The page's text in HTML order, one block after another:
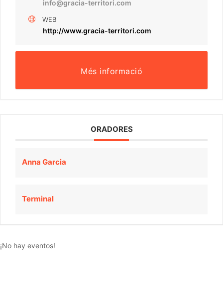
info@gracia-territori.com
WEB
http://www.gracia-territori.com
Més informació
ORADORES
Anna Garcia
Terminal
¡No hay eventos!